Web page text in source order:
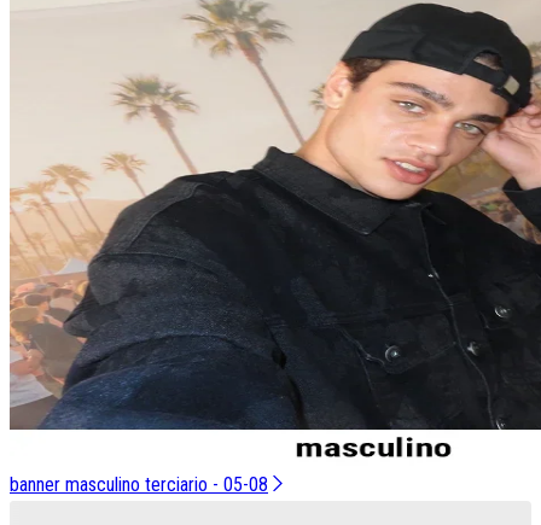
banner masculino terciario - 05-08